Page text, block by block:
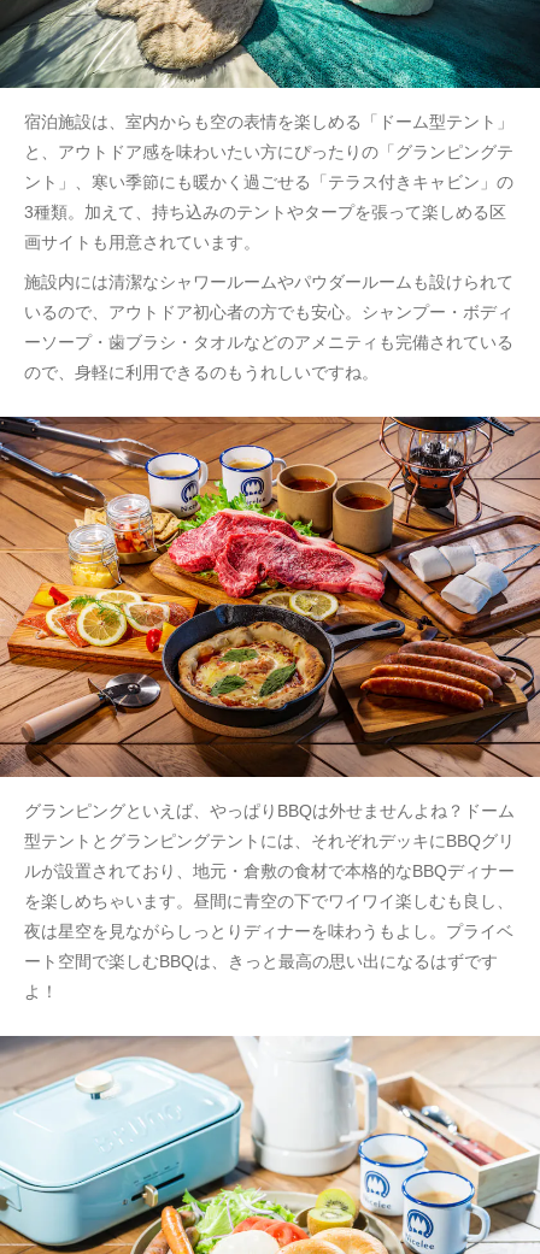
宿泊施設は、室内からも空の表情を楽しめる「ドーム型テント」
と、アウトドア感を味わいたい方にぴったりの「グランピングテ
ント」、寒い季節にも暖かく過ごせる「テラス付きキャビン」の
3種類。加えて、持ち込みのテントやタープを張って楽しめる区
画サイトも用意されています。
施設内には清潔なシャワールームやパウダールームも設けられて
いるので、アウトドア初心者の方でも安心。シャンプー・ボディ
ーソープ・歯ブラシ・タオルなどのアメニティも完備されている
ので、身軽に利用できるのもうれしいですね。
グランピングといえば、やっぱりBBQは外せませんよね？ドーム
型テントとグランピングテントには、それぞれデッキにBBQグリ
ルが設置されており、地元・倉敷の食材で本格的なBBQディナー
を楽しめちゃいます。昼間に青空の下でワイワイ楽しむも良し、
夜は星空を見ながらしっとりディナーを味わうもよし。プライベ
ート空間で楽しむBBQは、きっと最高の思い出になるはずです
よ！